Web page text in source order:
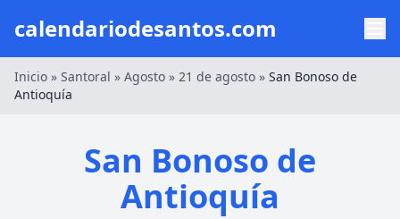
calendariodesantos.com
Inicio » Santoral » Agosto » 21 de agosto » San Bonoso de
Antioquía
San Bonoso de
Antioquía